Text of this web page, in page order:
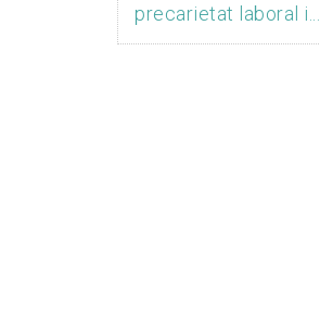
precarietat laboral i...